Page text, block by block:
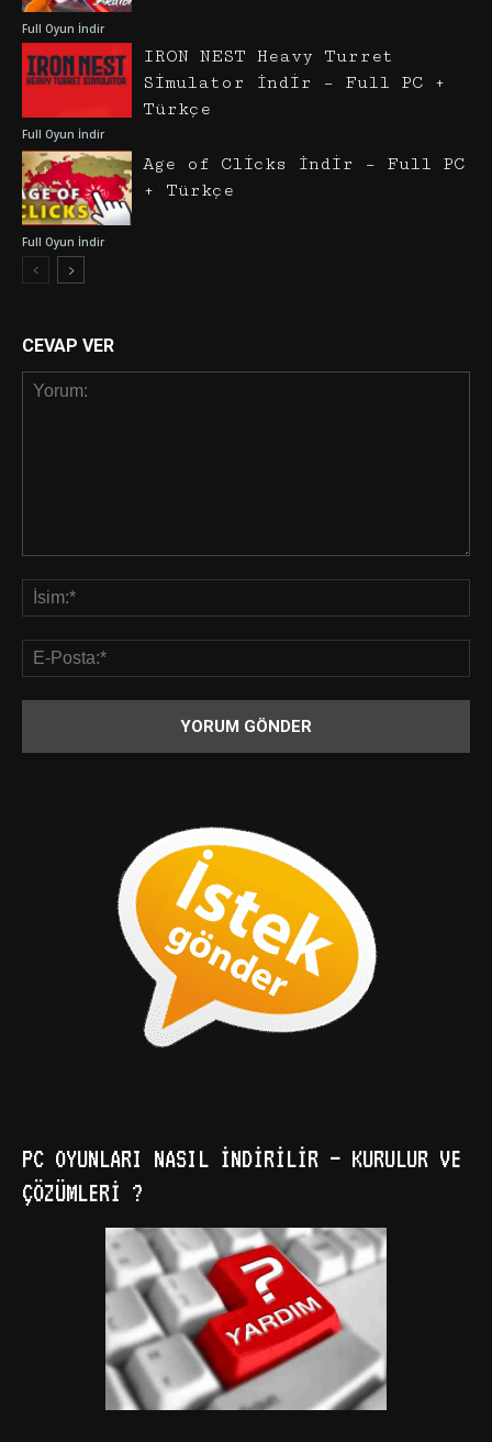
Full Oyun İndir
Full Oyun İndir
IRON NEST Heavy Turret
Simulator İndir – Full PC +
Türkçe
Full Oyun İndir
Age of Clicks İndir – Full PC
+ Türkçe
CEVAP VER
PC OYUNLARI NASIL İNDIRILIR – KURULUR VE
ÇÖZÜMLERI ?